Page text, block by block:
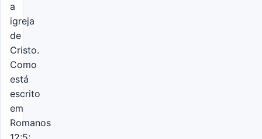
a
igreja
de
Cristo.
Como
está
escrito
em
Romanos